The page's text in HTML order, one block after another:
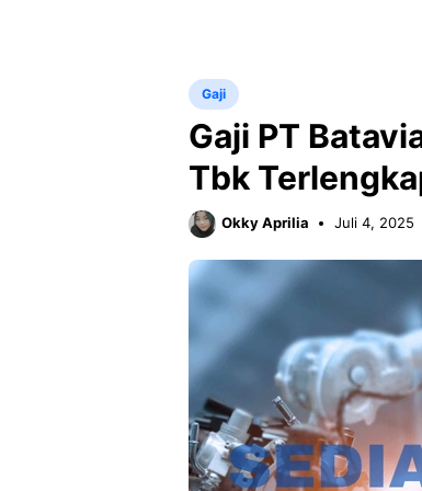
Gaji
Gaji PT
Tbk
Okky Aprilia Juli 4, 2025